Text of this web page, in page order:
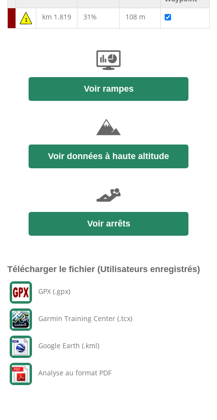
1 km 1.819 31% 108 m
Voir rampes
Voir données à haute altitude
Voir arrêts
Télécharger le fichier (Utilisateurs enregistrés)
GPX (.gpx)
Garmin Training Center (.tcx)
Google Earth (.kml)
Analyse au format PDF